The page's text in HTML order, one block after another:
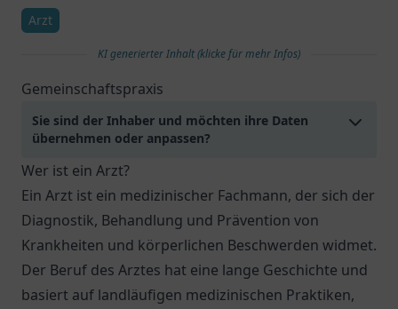
Arzt
KI generierter Inhalt (klicke für mehr Infos)
Gemeinschaftspraxis
Sie sind der Inhaber und möchten ihre Daten
übernehmen oder anpassen?
Wer ist ein Arzt?
Ein Arzt ist ein medizinischer Fachmann, der sich der
Diagnostik, Behandlung und Prävention von
Krankheiten und körperlichen Beschwerden widmet.
Der Beruf des Arztes hat eine lange Geschichte und
basiert auf landläufigen medizinischen Praktiken,